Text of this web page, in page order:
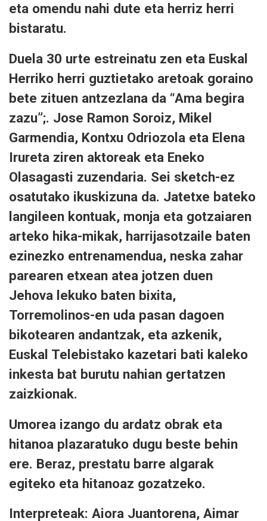
eta omendu nahi dute eta herriz herri
bistaratu.
Duela 30 urte estreinatu zen eta Euskal
Herriko herri guztietako aretoak goraino
bete zituen antzezlana da “Ama begira
zazu”;. Jose Ramon Soroiz, Mikel
Garmendia, Kontxu Odriozola eta Elena
Irureta ziren aktoreak eta Eneko
Olasagasti zuzendaria. Sei sketch-ez
osatutako ikuskizuna da. Jatetxe bateko
langileen kontuak, monja eta gotzaiaren
arteko hika-mikak, harrijasotzaile baten
ezinezko entrenamendua, neska zahar
parearen etxean atea jotzen duen
Jehova lekuko baten bixita,
Torremolinos-en uda pasan dagoen
bikotearen andantzak, eta azkenik,
Euskal Telebistako kazetari bati kaleko
inkesta bat burutu nahian gertatzen
zaizkionak.
Umorea izango du ardatz obrak eta
hitanoa plazaratuko dugu beste behin
ere. Beraz, prestatu barre algarak
egiteko eta hitanoaz gozatzeko.
Interpreteak: Aiora Juantorena, Aimar